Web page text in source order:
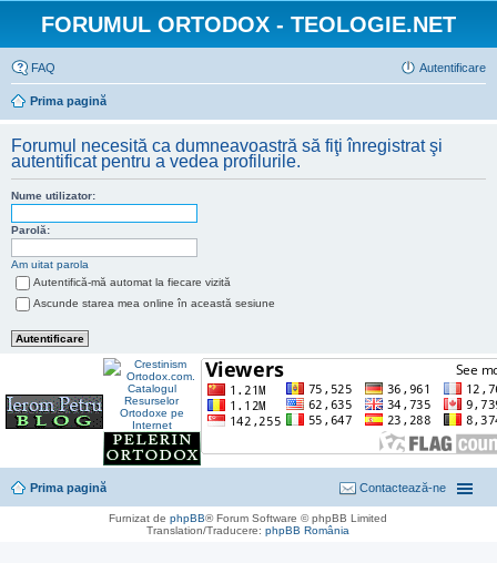
FORUMUL ORTODOX - TEOLOGIE.NET
FAQ Autentificare
Prima pagină
Forumul necesită ca dumneavoastră să fiţi înregistrat şi
autentificat pentru a vedea profilurile.
Nume utilizator:
Parolă:
Am uitat parola
Autentifică-mă automat la fiecare vizită
Ascunde starea mea online în această sesiune
Prima pagină Contactează-ne
Furnizat dephpBB® Forum Software © phpBB Limited
Translation/Traducere:phpBB România